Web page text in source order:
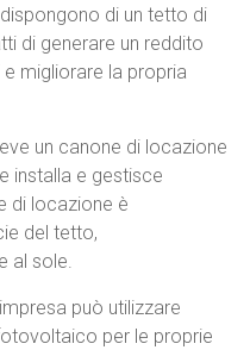
di un tetto di
di generare un reddito
migliorare la propria
un canone di locazione
installa e gestisce
di locazione è
del tetto,
al sole.
può utilizzare
per le proprie